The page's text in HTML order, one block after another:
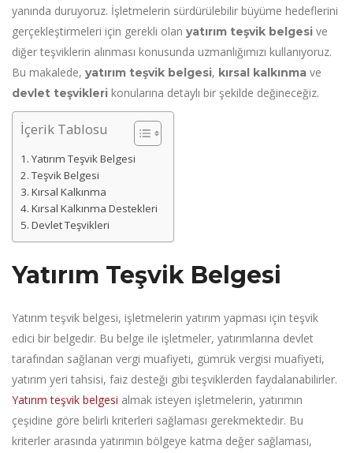
yanında duruyoruz. İşletmelerin sürdürülebilir büyüme hedeflerini
gerçekleştirmeleri için gerekli olan yatırım teşvik belgesi ve
diğer teşviklerin alınması konusunda uzmanlığımızı kullanıyoruz.
Bu makalede, yatırım teşvik belgesi, kırsal kalkınma ve
devlet teşvikleri konularına detaylı bir şekilde değineceğiz.
İçerik Tablosu
Yatırım Teşvik Belgesi
Teşvik Belgesi
Kırsal Kalkınma
Kırsal Kalkınma Destekleri
Devlet Teşvikleri
Yatırım Teşvik Belgesi
Yatırım teşvik belgesi, işletmelerin yatırım yapması için teşvik
edici bir belgedir. Bu belge ile işletmeler, yatırımlarına devlet
tarafından sağlanan vergi muafiyeti, gümrük vergisi muafiyeti,
yatırım yeri tahsisi, faiz desteği gibi teşviklerden faydalanabilirler.
Yatırım teşvik belgesi almak isteyen işletmelerin, yatırımın
çeşidine göre belirli kriterleri sağlaması gerekmektedir. Bu
kriterler arasında yatırımın bölgeye katma değer sağlaması,